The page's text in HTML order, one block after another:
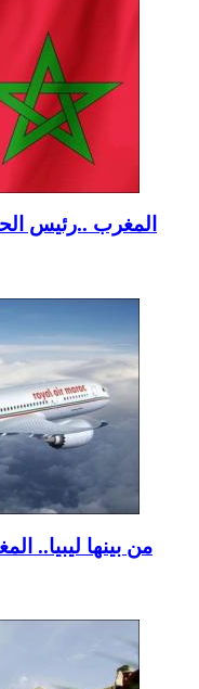
المغرب ..رئيس